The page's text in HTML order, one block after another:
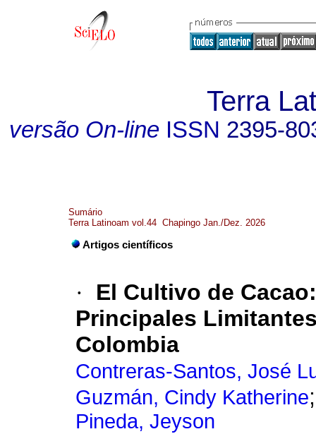
Terra
versão On-line ISSN 2395-
Sumário
Terra Latinoam vol.44 Chapingo Jan./Dez. 2026
Artigos científicos
·
El Cultivo de
Principales
Colombia
Contreras-Santos, José
Guzmán, Cindy Katherine
Pineda, Jeyson